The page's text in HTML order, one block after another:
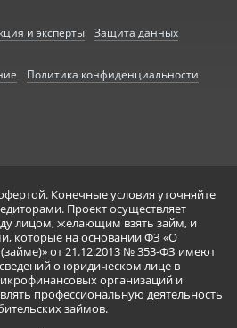
и эксперты Защита данных
Политика конфиденциальности
Конечные условия уточняйте
Проект осуществляет
лицом, желающим взять займ, и
которые на основании ФЗ «О
от 21.12.2013 № 353-ФЗ имеют
о юридическом лице в
организаций и
профессиональную деятельность
займов.